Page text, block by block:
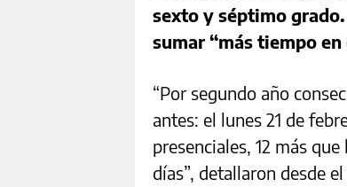
sexto y séptimo
sumar “más tiempo
“Por segundo año
antes: el lunes 21 de
presenciales, 12 más
días”, detallaron desde